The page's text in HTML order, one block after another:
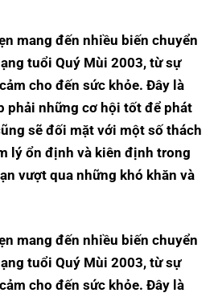
mang đến nhiều biến chuyển
tuổi Quý Mùi 2003, từ sự
cho đến sức khỏe. Đây là
phải những cơ hội tốt để phát
sẽ đối mặt với một số thách
lý ổn định và kiên định trong
vượt qua những khó khăn và
mang đến nhiều biến chuyển
tuổi Quý Mùi 2003, từ sự
cho đến sức khỏe. Đây là